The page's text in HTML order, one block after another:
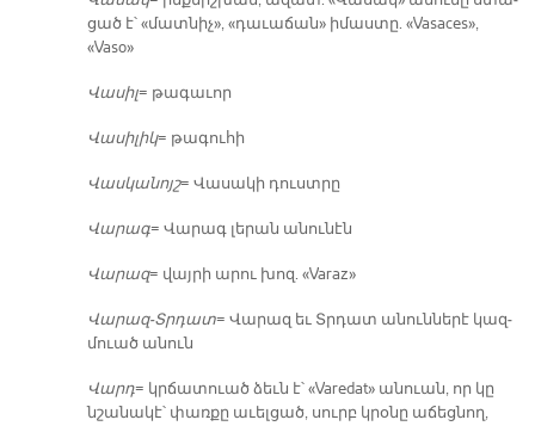
ցած է՝ «մատ­նիչ», «դա­ւա­ճան» ի­մաս­տը. «Vasaces»,
«Vaso»
Վա­սիլ= թա­գա­ւոր
Վա­սի­լիկ= թա­գու­հի
Վաս­կա­նոյշ= Վա­սա­կի դուստ­րը
Վա­րագ= Վա­րագ լե­րան ա­նու­նէն
Վա­րազ= վայ­րի ա­րու խոզ. «Varaz»
Վա­րազ-Տրդատ= Վա­րազ եւ Տրդատ ա­նուն­նե­րէ կազ­
մուած ա­նուն
Վարդ= կրճա­տուած ձեւն է՝ «Varedat» ա­նուան, որ կը
նշա­նա­կէ՝ փառ­քը ա­ւել­ցած, սուրբ կրօ­նը ա­ճեց­նող,